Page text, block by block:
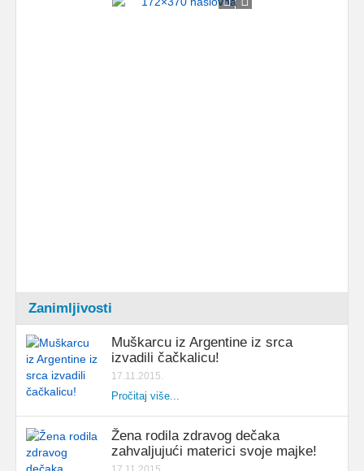
Zanimljivosti
Muškarcu iz Argentine iz srca
izvadili čačkalicu!
17.11.2015.
Pročitaj više...
Žena rodila zdravog dečaka
zahvaljujući materici svoje majke!